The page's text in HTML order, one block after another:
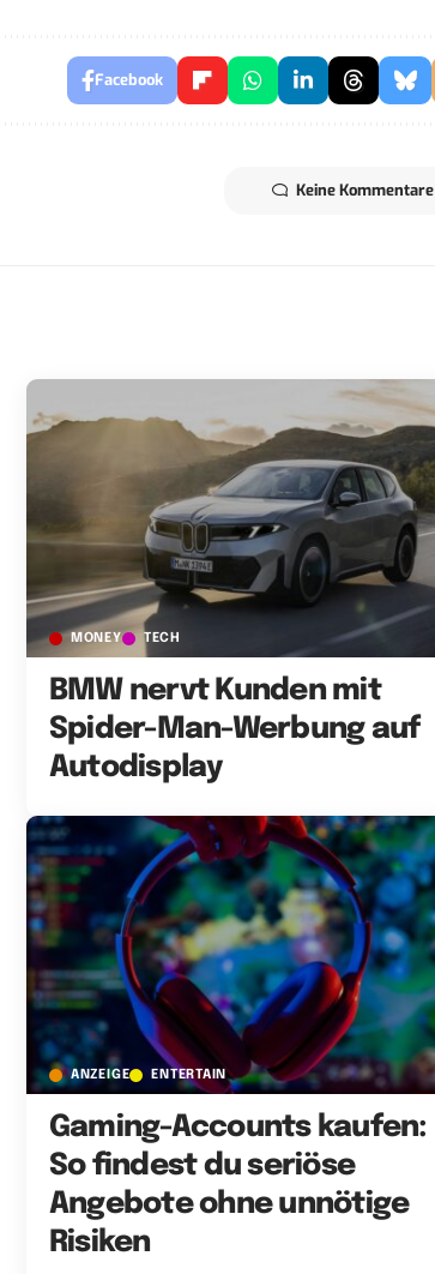
Facebook
Keine Kommentare
MONEY TECH
BMW nervt Kunden mit
Spider-Man-Werbung auf
Autodisplay
ANZEIGE ENTERTAIN
Gaming-Accounts kaufen:
So findest du seriöse
Angebote ohne unnötige
Risiken